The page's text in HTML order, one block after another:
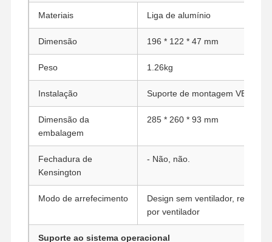
Materiais Liga de alumínio
Dimensão 196 * 122 * 47 mm
Peso 1.26kg
Instalação Suporte de montagem VESA
Dimensão da
embalagem
285 * 260 * 93 mm
Fechadura de
Kensington
- Não, não.
Modo de arrefecimento
Design sem ventilador,
por ventilador
Suporte ao sistema operacional